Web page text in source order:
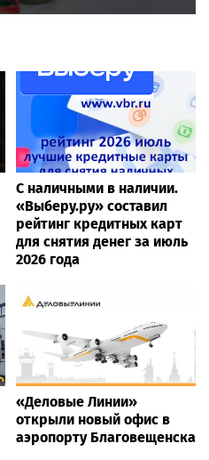
С наличными в наличии.
«Выберу.ру» составил
рейтинг кредитных карт
для снятия денег за июль
2026 года
«Деловые Линии»
открыли новый офис в
аэропорту Благовещенска